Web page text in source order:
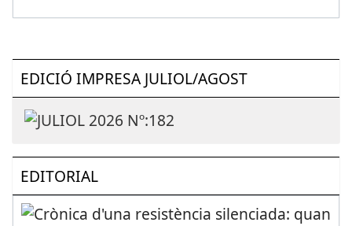
EDICIÓ IMPRESA JULIOL/AGOST
EDITORIAL